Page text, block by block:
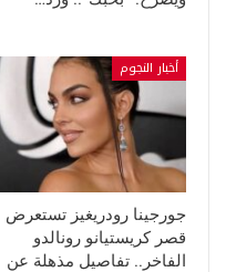
أخبار النجوم
جورجينا رودريغيز تستعرض
قصر كريستيانو رونالدو
الفاخر.. تفاصيل مذهلة عن